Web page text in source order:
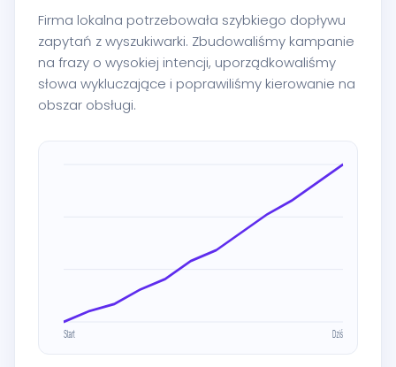
Firma lokalna potrzebowała szybkiego dopływu
zapytań z wyszukiwarki. Zbudowaliśmy kampanie
na frazy o wysokiej intencji, uporządkowaliśmy
słowa wykluczające i poprawiliśmy kierowanie na
obszar obsługi.